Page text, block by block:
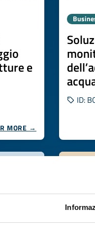
e
MORE →
ID: